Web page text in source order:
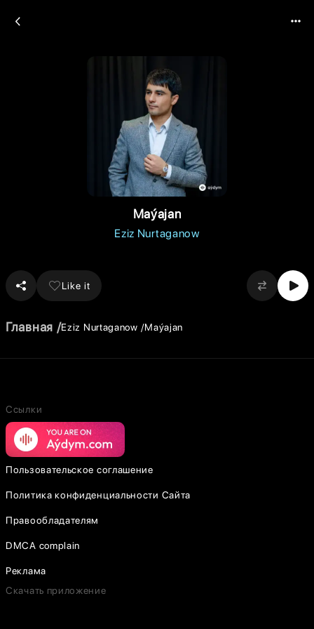
Maýajan
Eziz Nurtaganow
Like it
Главная Eziz Nurtaganow Maýajan
Ссылки
Пользовательское соглашение
Политика конфиденциальности Сайта
Правообладателям
DMCA complain
Реклама
Скачать приложение